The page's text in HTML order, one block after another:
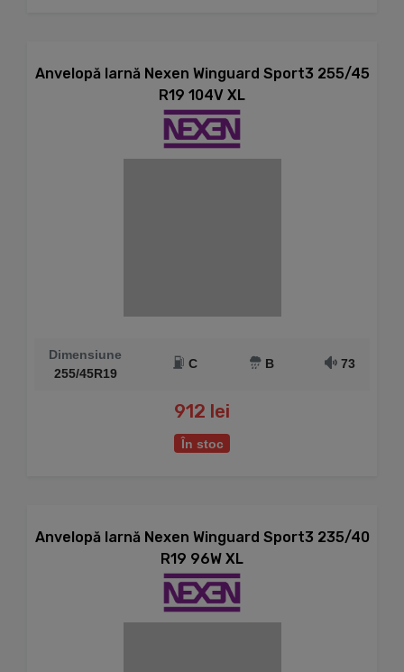
Anvelopă Iarnă Nexen Winguard Sport3 255/45
R19 104V XL
Dimensiune
255/45R19
C B 73
912 lei
În stoc
Anvelopă Iarnă Nexen Winguard Sport3 235/40
R19 96W XL